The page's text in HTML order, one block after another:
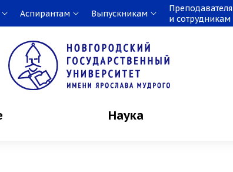
Аспирантам Выпускникам
и сотрудникам
Наука